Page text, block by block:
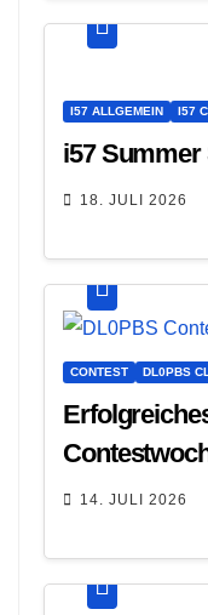
I57 ALLGEMEIN I57
i57
18. JULI 2026
CONTEST DL0PBS
14. JULI 2026